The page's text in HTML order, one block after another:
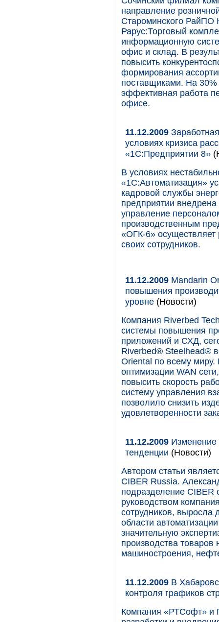
направление
Староминского РайПО
Рарус:Торговый
информационную
офис и склад. В
повысить
формирования
поставщиками. На 30%
эффективная работа
офисе.
11.12.2009
условиях кризиса
«1С:Предприятии 8»
В условиях
«1С:Автоматизация»
кадровой службы
предприятии
управление
производственным
«ОГК-6» осуществляет
своих сотрудников.
11.12.2009 Mandarin
повышения
уровне (Новости)
Компания Riverbed
системы повышения
приложений и СХД,
Riverbed® Steelhead®
Oriental по всему миру.
оптимизации WAN
повысить скорость
систему управления
позволило снизить
удовлетворенности
11.12.2009 Изменение
тенденции (Новости)
Автором статьи
CIBER Russia.
подразделение CIBER
руководством
сотрудников, выросла
области
значительную
производства
машиностроения,
11.12.2009 В
контроля графиков
Компания «РТСофт» и